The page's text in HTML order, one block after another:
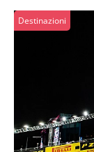
Destinazioni